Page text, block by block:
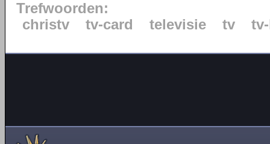
Trefwoorden:
christv
tv-card televisie tv